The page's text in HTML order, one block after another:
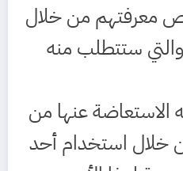
معرفتهم من خلال
والتي ستتطلب منه
الاستعاضة عنها من
خلال استخدام أحد